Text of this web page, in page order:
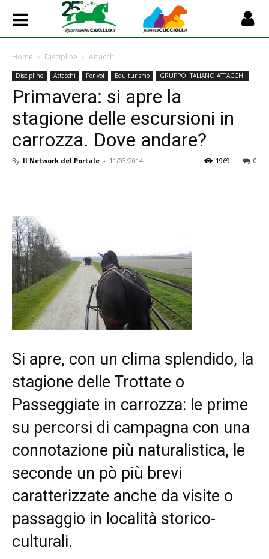
Home Discipline Attacchi
Discipline Attacchi Per voi Equiturismo GRUPPO ITALIANO ATTACCHI
Primavera: si apre la
stagione delle escursioni in
carrozza. Dove andare?
By Il Network del Portale - 11/03/2014 0
1969
Si apre, con un clima splendido, la
stagione delle Trottate o
Passeggiate in carrozza: le prime
su percorsi di campagna con una
connotazione più naturalistica, le
seconde un pò più brevi
caratterizzate anche da visite o
passaggio in località storico-
culturali.